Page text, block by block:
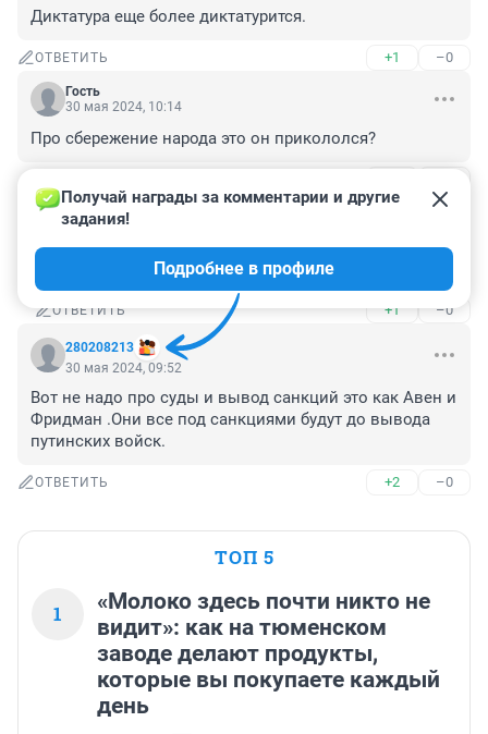
Диктатура еще более диктатурится.
ОТВЕТИТЬ +1 –0
Гость
30 мая 2024, 10:14
Про сбережение народа это он прикололся?
Гость
Таджиками и узбеками заменят наверное.
ОТВЕТИТЬ +1 –0
280208213
Получай награды за комментарии и другие
задания!
Подробнее в профиле
30 мая 2024, 09:52
Вот не надо про суды и вывод санкций это как Авен и
Фридман .Они все под санкциями будут до вывода
путинских войск.
ОТВЕТИТЬ +2 –0
ТОП 5
1
«Молоко здесь почти никто не
видит»: как на тюменском
заводе делают продукты,
которые вы покупаете каждый
день